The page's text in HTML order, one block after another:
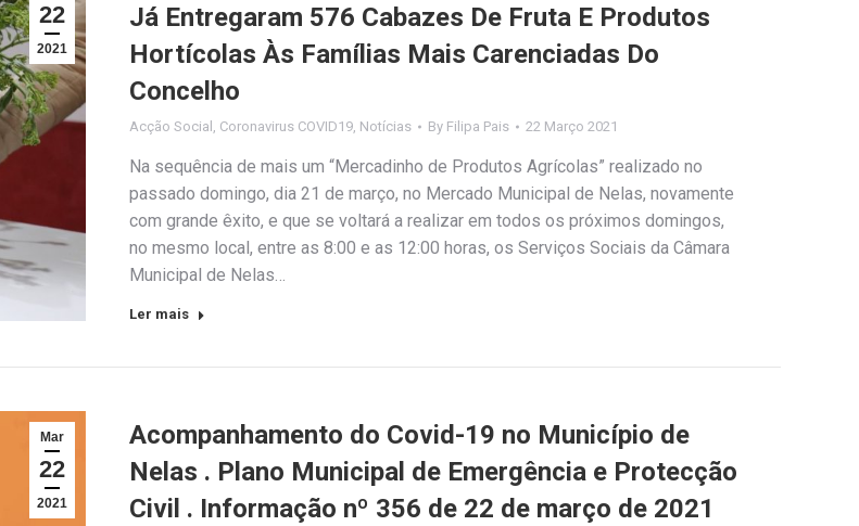
22
2021
Já Entregaram 576 Cabazes De Fruta E Produtos
Hortícolas Às Famílias Mais Carenciadas Do
Concelho
Acção Social , Coronavirus COVID19, Notícias By Filipa Pais 22 Março 2021
Na sequência de mais um “Mercadinho de Produtos Agrícolas” realizado no
passado domingo, dia 21 de março, no Mercado Municipal de Nelas, novamente
com grande êxito, e que se voltará a realizar em todos os próximos domingos,
no mesmo local, entre as 8:00 e as 12:00 horas, os Serviços Sociais da Câmara
Municipal de Nelas…
Ler mais
Mar
22
2021
Acompanhamento do Covid-19 no Município de
Nelas . Plano Municipal de Emergência e Protecção
Civil . Informação nº 356 de 22 de março de 2021